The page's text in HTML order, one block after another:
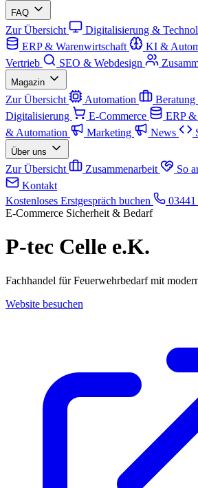
FAQ
Zur Übersicht Digitalisierung &
ERP & Warenwirtschaft
KI &
Vertrieb
SEO & Webdesign
Magazin
Zur Übersicht Automation
Beratung
Digitalisierung
E-Commerce ERP
& Automation
Marketing News
Über uns
Zur Übersicht Zusammenarbeit
So
Kontakt
Kostenloses Erstgespräch buchen
E-Commerce Sicherheit & Bedarf
P-tec Celle e.K.
Fachhandel für Feuerwehrbedarf mit
Website besuchen